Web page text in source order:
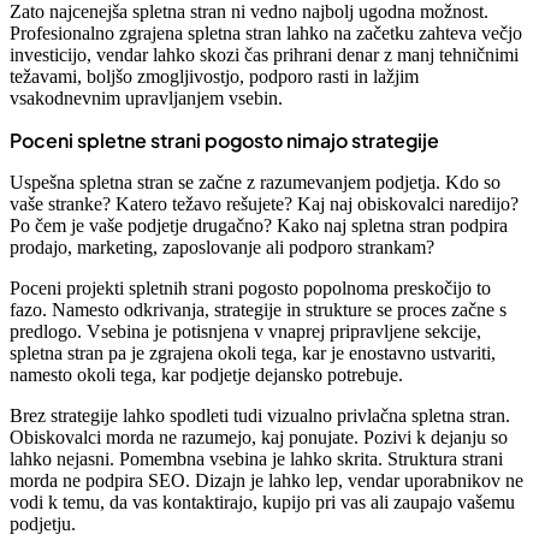
Zato najcenejša spletna stran ni vedno najbolj ugodna možnost.
Profesionalno zgrajena spletna stran lahko na začetku zahteva večjo
investicijo, vendar lahko skozi čas prihrani denar z manj tehničnimi
težavami, boljšo zmogljivostjo, podporo rasti in lažjim
vsakodnevnim upravljanjem vsebin.
Poceni spletne strani pogosto nimajo strategije
Uspešna spletna stran se začne z razumevanjem podjetja. Kdo so
vaše stranke? Katero težavo rešujete? Kaj naj obiskovalci naredijo?
Po čem je vaše podjetje drugačno? Kako naj spletna stran podpira
prodajo, marketing, zaposlovanje ali podporo strankam?
Poceni projekti spletnih strani pogosto popolnoma preskočijo to
fazo. Namesto odkrivanja, strategije in strukture se proces začne s
predlogo. Vsebina je potisnjena v vnaprej pripravljene sekcije,
spletna stran pa je zgrajena okoli tega, kar je enostavno ustvariti,
namesto okoli tega, kar podjetje dejansko potrebuje.
Brez strategije lahko spodleti tudi vizualno privlačna spletna stran.
Obiskovalci morda ne razumejo, kaj ponujate. Pozivi k dejanju so
lahko nejasni. Pomembna vsebina je lahko skrita. Struktura strani
morda ne podpira SEO. Dizajn je lahko lep, vendar uporabnikov ne
vodi k temu, da vas kontaktirajo, kupijo pri vas ali zaupajo vašemu
podjetju.